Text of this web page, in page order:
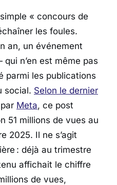
« concours de
les foules.
an, un événement
n’en est même pas
parmi les publications
social. Selon le dernier
par Meta, ce post
51 millions de vues au
2025. Il ne s’agit
: déjà au trimestre
affichait le chiffre
de vues,